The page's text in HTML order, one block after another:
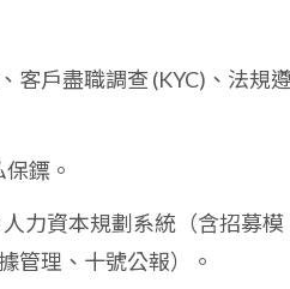
客戶盡職調查 (KYC)、法規
鏢。
人力資本規劃系統（含招募模
管理、十號公報）。